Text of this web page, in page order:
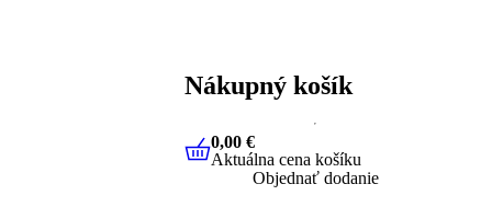
Nákupný košík
0,00 €Aktuálna cena košíku
0,00 €
Aktuálna cena košíku
Objednať dodanie